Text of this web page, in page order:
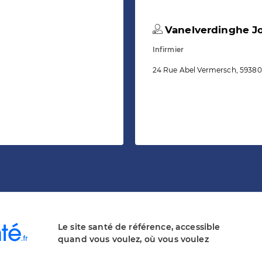
Vanelverdinghe
Infirmier
24 Rue Abel Vermersch,
Le site santé de référence, accessible
quand vous voulez, où vous voulez